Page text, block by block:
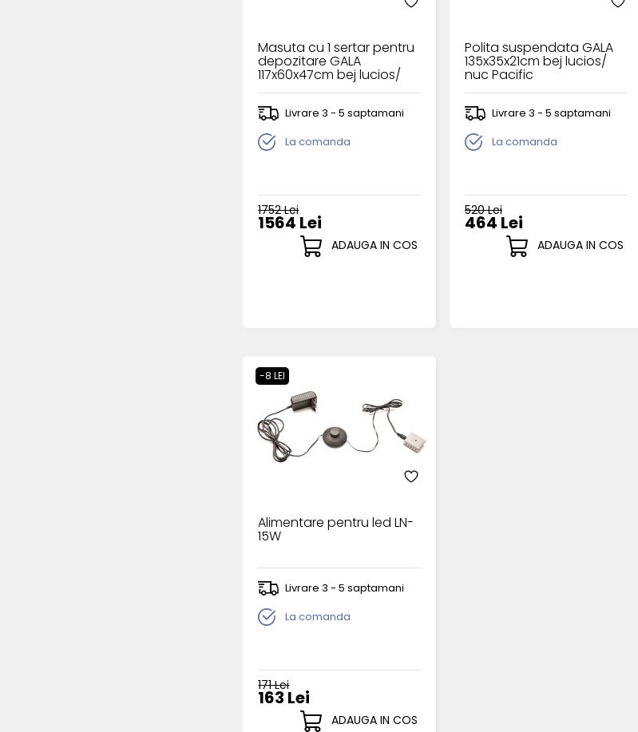
Masuta cu 1 sertar pentru
depozitare GALA
117x60x47cm bej lucios/
Livrare 3 - 5 saptamani
La comanda
1752 Lei
1564 Lei
ADAUGA IN COS
Polita suspendata GALA
135x35x21cm bej lucios/
nuc Pacific
Livrare 3 - 5 saptamani
La comanda
520 Lei
464 Lei
ADAUGA IN COS
-8 LEI
Alimentare pentru led LN-
15W
Livrare 3 - 5 saptamani
La comanda
171 Lei
163 Lei
ADAUGA IN COS